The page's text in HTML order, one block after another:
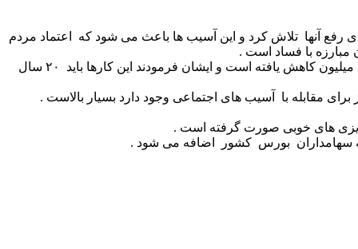
آنها تلاش کرد و این آسیب ها باعث می شود که اعتماد مردم
با فساد است .
جهانگیری افزود : در جلسه ای در حضور مقام معظم رهبر ی عنوان شد که سه میلیون معتاد شناسایی شده است که الان به ۲ و دو دهم میلیون کاهش یافته است و ایشان فرمودند این کارها باید ۲۰ سال
مقابله با آسیب های اجتماعی وجود دارد بسیار بالاست .
ریزی های خوبی صورت گرفته است .